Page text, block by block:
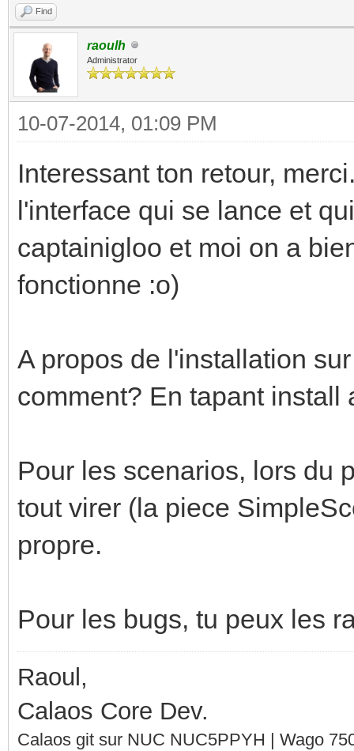
Find
raoulh
Administrator
10-07-2014, 01:09 PM
Interessant ton retour,
l'interface qui se lance et
captainigloo et moi on a
fonctionne :o)
A propos de l'installation
comment? En tapant install
Pour les scenarios, lors du
tout virer (la piece
propre.
Pour les bugs, tu peux les
Raoul,
Calaos Core Dev.
Calaos git sur NUC NUC5PPYH | Wago